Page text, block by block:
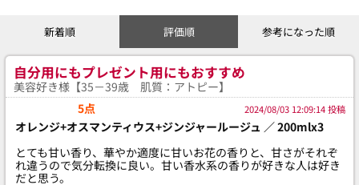
新着順 評価順 参考になった順
自分用にもプレゼント用にもおすすめ
美容好き様【35－39歳 肌質：アトピー】
5点
2024/08/03 12:09:14 投稿
オレンジ+オスマンティウス+ジンジャールージュ ／ 200mlx3
とても甘い香り、華やか適度に甘いお花の香りと、甘さがそれぞ
れ違うので気分転換に良い。甘い香水系の香りが好きな人は好き
だと思う。